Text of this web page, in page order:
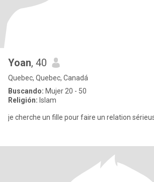
Yoan, 40
Quebec, Quebec, Canadá
Buscando: Mujer 20 - 50
Religión: Islam
je cherche un fille pour faire un relation